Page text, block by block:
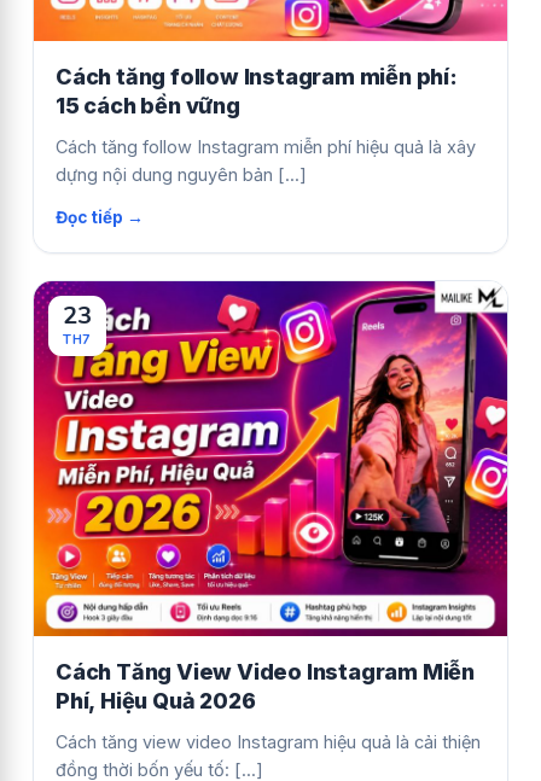
Cách tăng follow Instagram miễn phí:
15 cách bền vững
Cách tăng follow Instagram miễn phí hiệu quả là xây
dựng nội dung nguyên bản [...]
Cách Tăng View Video Instagram Miễn
Phí, Hiệu Quả 2026
Cách tăng view video Instagram hiệu quả là cải thiện
đồng thời bốn yếu tố: [...]
23
TH7